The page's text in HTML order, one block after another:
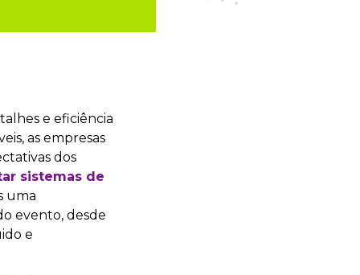
e eficiência
as empresas
dos
sistemas de
uma
evento, desde
e